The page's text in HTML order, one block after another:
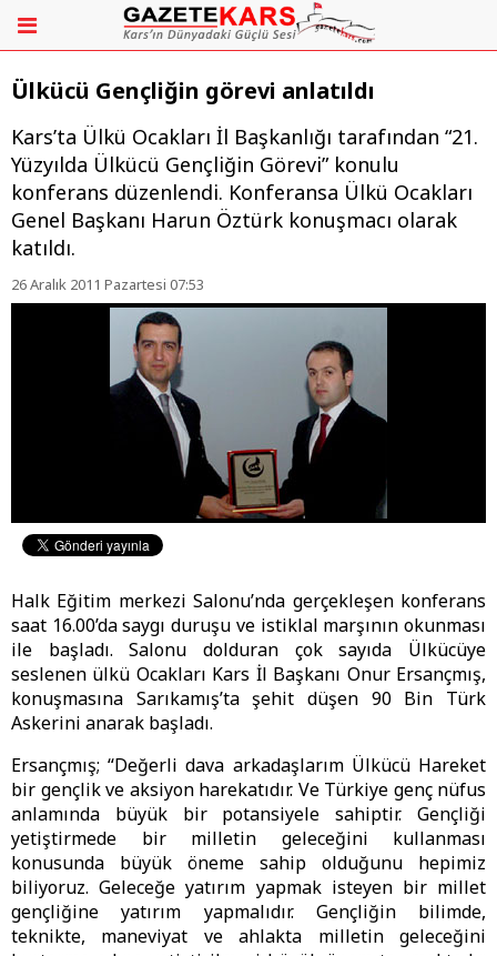
Ülkücü Gençliğin görevi anlatıldı
Kars’ta Ülkü Ocakları İl Başkanlığı tarafından “21.
Yüzyılda Ülkücü Gençliğin Görevi” konulu
konferans düzenlendi. Konferansa Ülkü Ocakları
Genel Başkanı Harun Öztürk konuşmacı olarak
katıldı.
26 Aralık 2011 Pazartesi 07:53
Halk Eğitim merkezi Salonu’nda gerçekleşen konferans
saat 16.00’da saygı duruşu ve istiklal marşının okunması
ile başladı. Salonu dolduran çok sayıda Ülkücüye
seslenen ülkü Ocakları Kars İl Başkanı Onur Ersançmış,
konuşmasına Sarıkamış’ta şehit düşen 90 Bin Türk
Askerini anarak başladı.
Ersançmış; “Değerli dava arkadaşlarım Ülkücü Hareket
bir gençlik ve aksiyon harekatıdır. Ve Türkiye genç nüfus
anlamında büyük bir potansiyele sahiptir. Gençliği
yetiştirmede bir milletin geleceğini kullanması
konusunda büyük öneme sahip olduğunu hepimiz
biliyoruz. Geleceğe yatırım yapmak isteyen bir millet
gençliğine yatırım yapmalıdır. Gençliğin bilimde,
teknikte, maneviyat ve ahlakta milletin geleceğini